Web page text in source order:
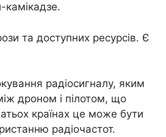
камікадзе.
та доступних ресурсів. Є
радіосигналу, яким
дроном і пілотом, що
країнах це може бути
радіочастот.